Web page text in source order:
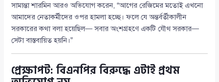
সামান্তা শারমিন আরও অভিযোগ করেন, “আগের রেজিমের মতোই এখনো
আমাদের নেতাকর্মীদের ওপর হামলা হচ্ছে। ফলে যে অন্তর্বর্তীকালীন
সরকারের কথা বলা হয়েছিল— সবার অংশগ্রহণে একটি যৌথ সরকার—
সেটা বাস্তবায়িত হয়নি।”
প্রেক্ষাপট: বিএনপির বিরুদ্ধে এটাই প্রথম